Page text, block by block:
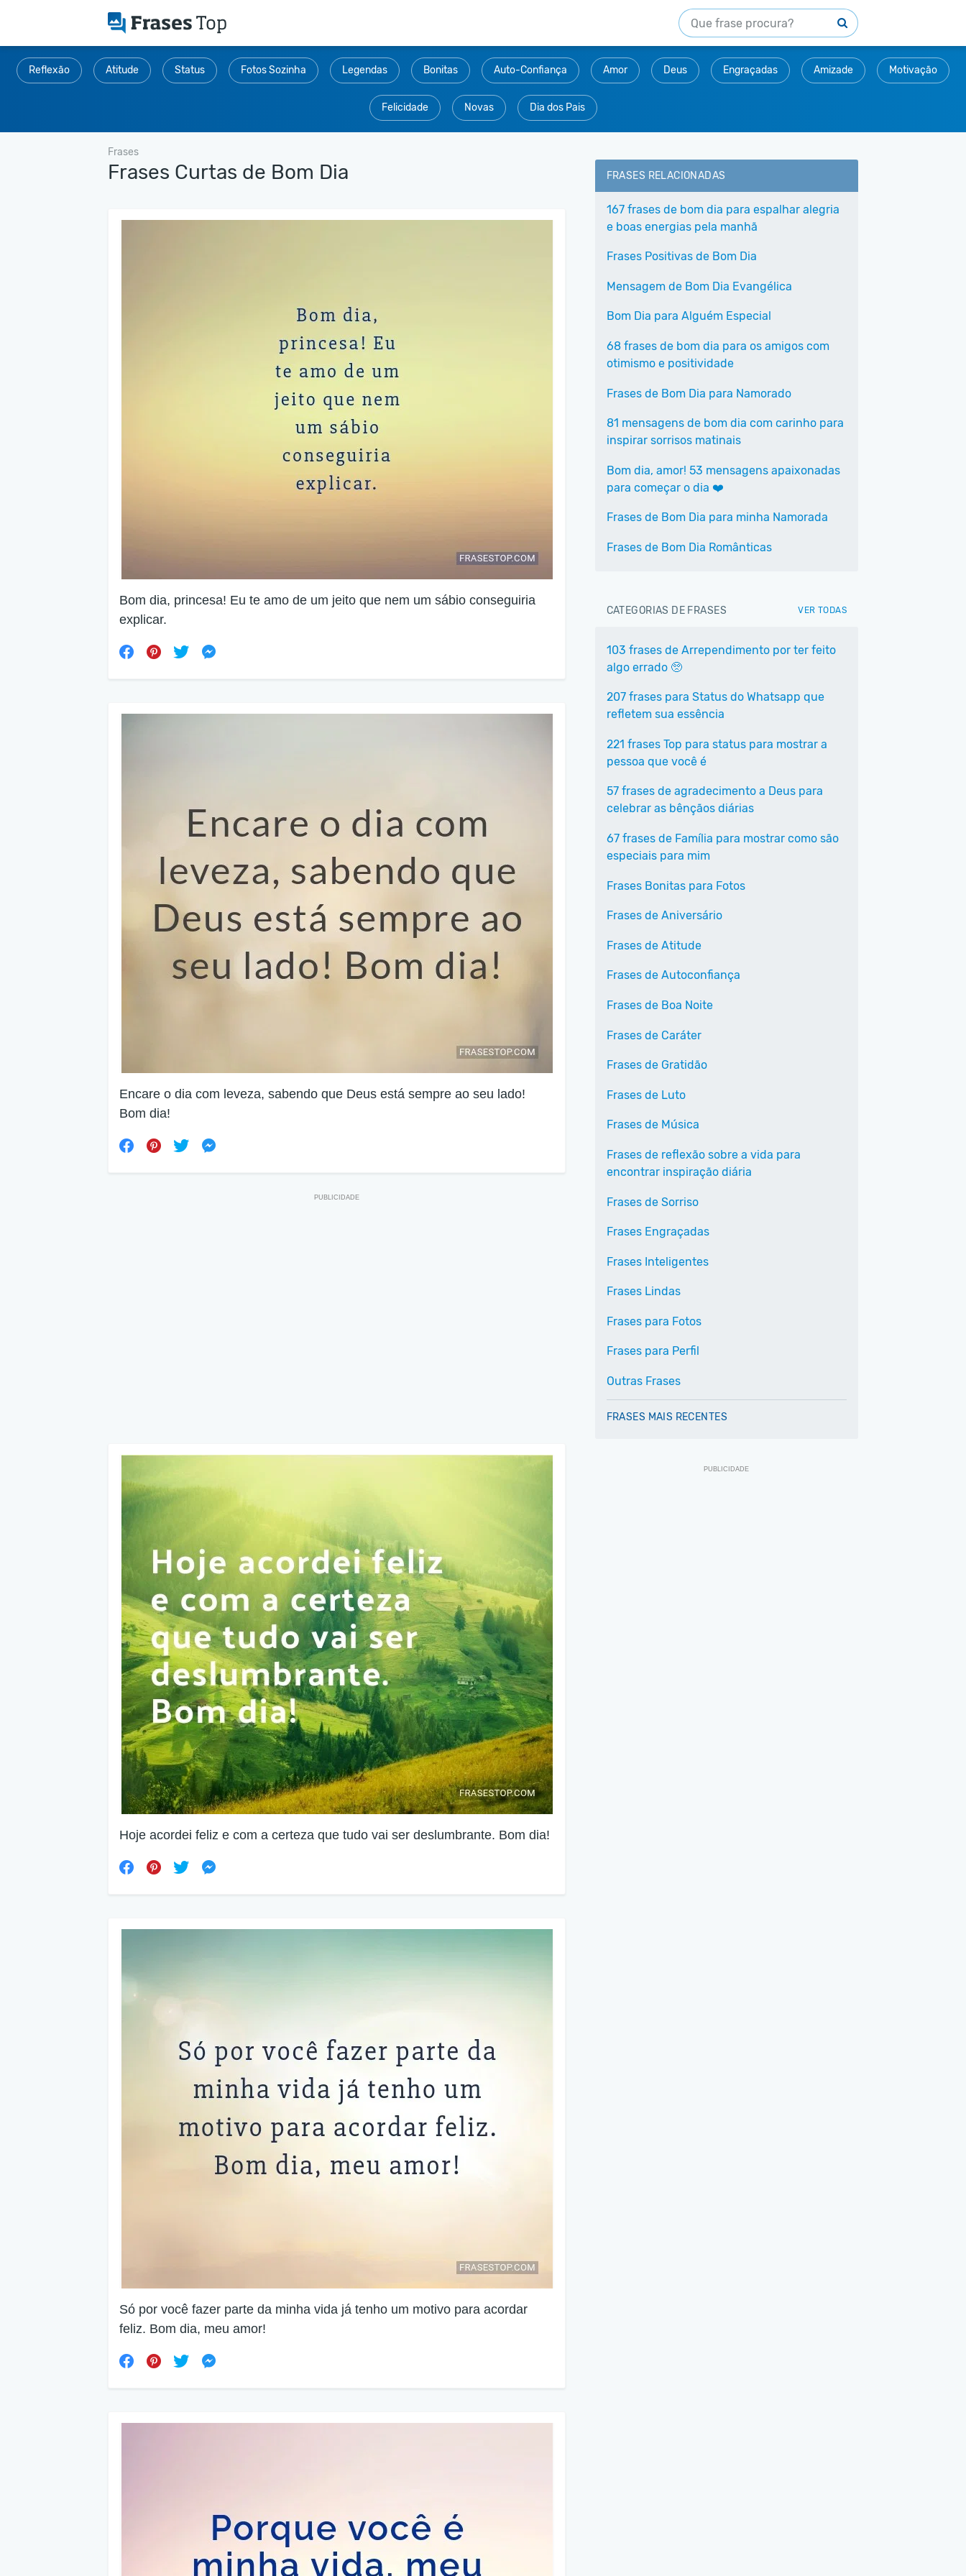
Reflexão Atitude Status Fotos Sozinha Legendas Bonitas Auto-Confiança Amor Deus Engraçadas Amizade Motivação
Felicidade Novas Dia dos Pais
Frases
Frases Curtas de Bom Dia
Bom dia, princesa! Eu te amo de um jeito que nem um sábio conseguiria
explicar.
Encare o dia com leveza, sabendo que Deus está sempre ao seu lado!
Bom dia!
Hoje acordei feliz e com a certeza que tudo vai ser deslumbrante. Bom dia!
Só por você fazer parte da minha vida já tenho um motivo para acordar
feliz. Bom dia, meu amor!
FRASES RELACIONADAS
167 frases de bom dia para espalhar alegria
e boas energias pela manhã
Frases Positivas de Bom Dia
Mensagem de Bom Dia Evangélica
Bom Dia para Alguém Especial
68 frases de bom dia para os amigos com
otimismo e positividade
Frases de Bom Dia para Namorado
81 mensagens de bom dia com carinho para
inspirar sorrisos matinais
Bom dia, amor! 53 mensagens apaixonadas
para começar o dia ❤️
Frases de Bom Dia para minha Namorada
Frases de Bom Dia Românticas
CATEGORIAS DE FRASES VER TODAS
103 frases de Arrependimento por ter feito
algo errado 🥺
207 frases para Status do Whatsapp que
refletem sua essência
221 frases Top para status para mostrar a
pessoa que você é
57 frases de agradecimento a Deus para
celebrar as bênçãos diárias
67 frases de Família para mostrar como são
especiais para mim
Frases Bonitas para Fotos
Frases de Aniversário
Frases de Atitude
Frases de Autoconfiança
Frases de Boa Noite
Frases de Caráter
Frases de Gratidão
Frases de Luto
Frases de Música
Frases de reflexão sobre a vida para
encontrar inspiração diária
Frases de Sorriso
Frases Engraçadas
Frases Inteligentes
Frases Lindas
Frases para Fotos
Frases para Perfil
Outras Frases
FRASES MAIS RECENTES